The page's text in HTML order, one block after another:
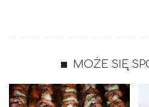
MOŻE SIĘ